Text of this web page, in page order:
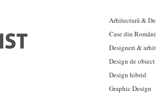
Arhitectură &
Case din
Designeri &
Design de obiect
Design hibrid
Graphic Design